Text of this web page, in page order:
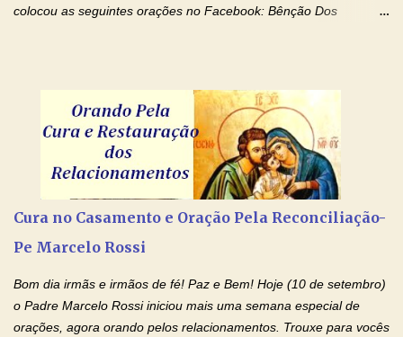
colocou as seguintes orações no Facebook: Bênção Dos
Senhora! Adriana-Devoção e Fé Bênção Dos Enfermos O Senhor
Jesus esteja ao vosso lado, para vos defender, dentro de vós,
para vos conservar; diante de vós, pra vos conduzir; atrás de vós
para vos guardar; acima de vós, para vos abençoar. Ele que vive
e reina pelos séculos dos séculos. Amém! Oração De Cura De
Nome † (sinal da cruz), que está acima de todo Nome, que todos
os padrões de enfermidade física transmitidos em minha linha de
os laços...
Cura no Casamento e Oração Pela Reconciliação-
Pe Marcelo Rossi
Bom dia irmãs e irmãos de fé! Paz e Bem! Hoje (10 de setembro)
o Padre Marcelo Rossi iniciou mais uma semana especial de
orações, agora orando pelos relacionamentos. Trouxe para vocês